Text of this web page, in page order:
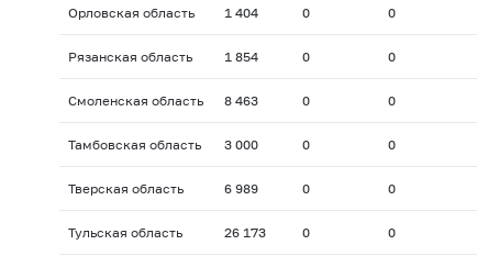
Орловская область 1 404 0 0
Рязанская область 1 854 0 0
Смоленская область 8 463 0 0
Тамбовская область 3 000 0 0
Тверская область 6 989 0 0
Тульская область 26 173 0 0